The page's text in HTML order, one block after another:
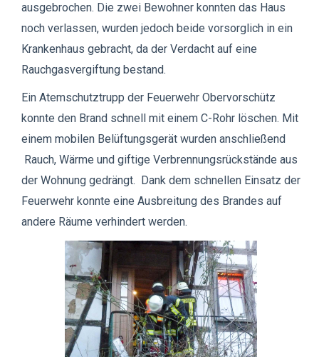
ausgebrochen. Die zwei Bewohner konnten das Haus
noch verlassen, wurden jedoch beide vorsorglich in ein
Krankenhaus gebracht, da der Verdacht auf eine
Rauchgasvergiftung bestand.
Ein Atemschutztrupp der Feuerwehr Obervorschütz
konnte den Brand schnell mit einem C-Rohr löschen. Mit
einem mobilen Belüftungsgerät wurden anschließend
Rauch, Wärme und giftige Verbrennungsrückstände aus
der Wohnung gedrängt. Dank dem schnellen Einsatz der
Feuerwehr konnte eine Ausbreitung des Brandes auf
andere Räume verhindert werden.